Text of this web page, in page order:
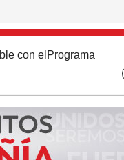
con el Programa